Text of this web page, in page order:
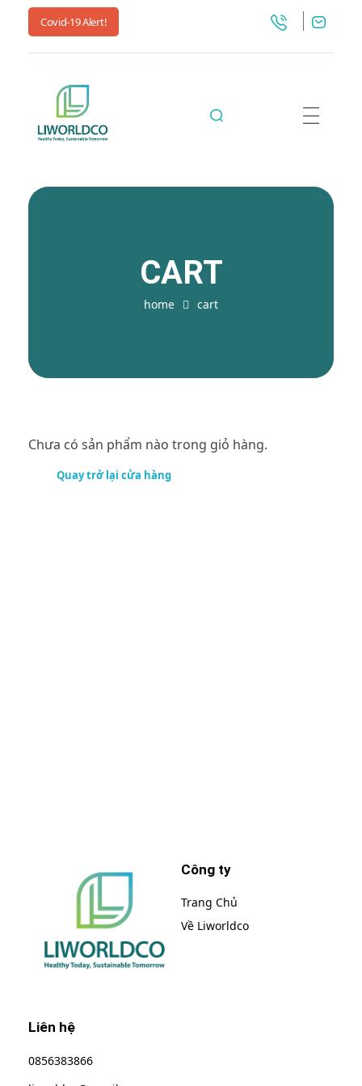
Covid-19 Alert!
home cart
CART
Chưa có sản phẩm nào trong giỏ hàng.
Quay trở lại cửa hàng
Công ty
Trang Chủ
Về Liworldco
Liên hệ
0856383866